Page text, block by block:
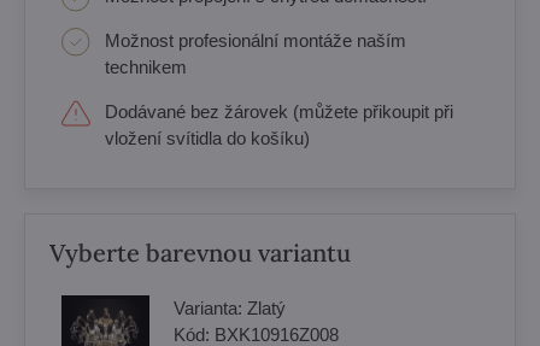
Možnost profesionální montáže naším
technikem
Dodávané bez žárovek (můžete přikoupit při
vložení svítidla do košíku)
Vyberte barevnou variantu
Varianta: Zlatý
Kód: BXK10916Z008